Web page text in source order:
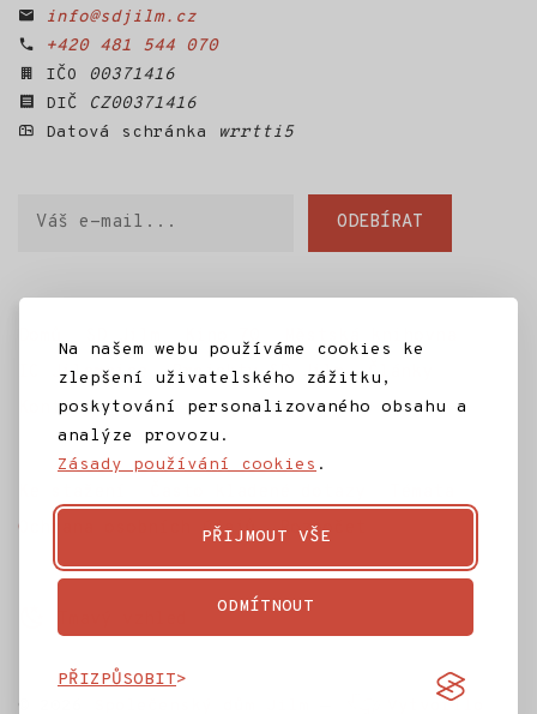
Na našem webu používáme cookies ke
zlepšení uživatelského zážitku,
poskytování personalizovaného obsahu a
analýze provozu.
Zásady používání cookies .
PŘIJMOUT VŠE
ODMÍTNOUT
PŘIZPŮSOBIT
info@sdjilm.cz
+420 481 544 070
IČO
00371416
DIČ
CZ00371416
Datová schránka
wrrtti5
ODEBÍRAT
SD Jilm Kino 70
Městská knihovna
IC Jilemnice
Projekty SD Jilm
Články
Kontakt
Ochrana osobních údajů
Rozpočet
Vytvořilo